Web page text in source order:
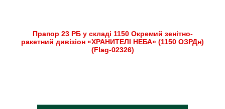
Прапор 23 РБ у складі 1150 Окремий зенітно-
ракетний дивізіон «ХРАНИТЕЛІ НЕБА» (1150 ОЗРДн)
(Flag-02326)